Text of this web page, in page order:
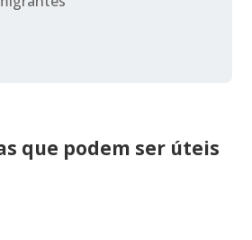
que podem ser úteis